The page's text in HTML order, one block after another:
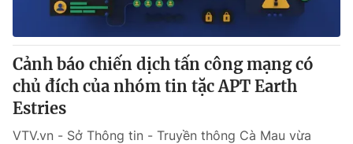
Cảnh báo chiến dịch tấn công mạng có
chủ đích của nhóm tin tặc APT Earth
Estries
VTV.vn - Sở Thông tin - Truyền thông Cà Mau vừa